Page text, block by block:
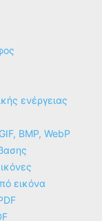
ενέργειας
BMP, WebP
εικόνα